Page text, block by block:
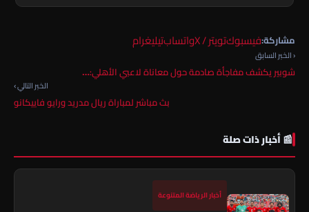
مشاركة:فيسبوكتويتر / X واتسابتيليغرام
‹ الخبر السابق
شوبير يكشف مفاجأة صادمة حول معاناة لاعبي الأهلي:…
الخبر التالي ›
بث مباشر لمباراة ريال مدريد ورايو فاييكانو
📰 أخبار ذات صلة
أخبار الرياضة المتنوعة